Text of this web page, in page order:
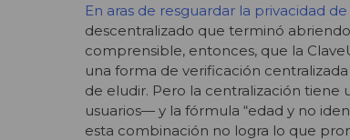
En aras de resguardar la privacidad
descentralizado que terminó
comprensible, entonces, que la
una forma de verificación
de eludir. Pero la centralización
usuarios— y la fórmula “edad y no
esta combinación no logra lo que